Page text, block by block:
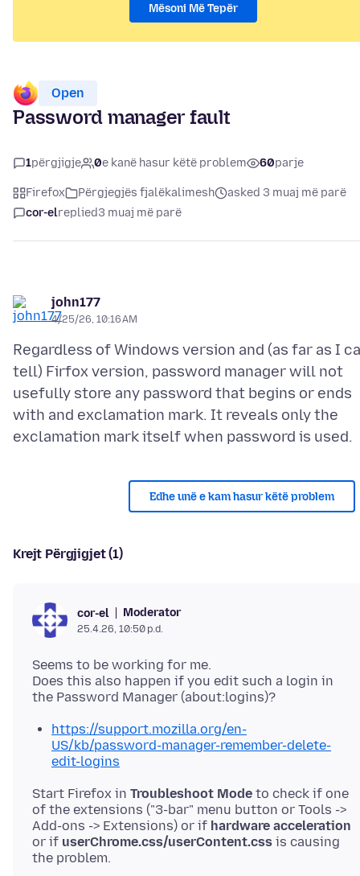
Mësoni Më Tepër
Open
Password manager fault
1përgjigje 0e kanë hasur këtë problem 60parje
Firefox Përgjegjës fjalëkalimesh
asked 3 muaj më parë
cor-elreplied3 muaj më parë
john177
4/25/26, 10:16 AM
Regardless of Windows version and (as far as I
tell) Firfox version, password manager will not
usefully store any password that begins or ends
with and exclamation mark. It reveals only the
Edhe unë e kam hasur këtë problem
Krejt Përgjigjet (1)
cor-el Moderator
25.4.26, 10:50 p.d.
Seems to be working for me.
Does this also happen if you edit such a login in
https://support.mozilla.org/en-
US/kb/password-manager-remember-delete-
edit-logins
Start Firefox in Troubleshoot Mode to check if one
of the extensions ("3-bar" menu button or Tools ->
Add-ons -> Extensions) or if hardware acceleration
or if userChrome.css/userContent.css is causing